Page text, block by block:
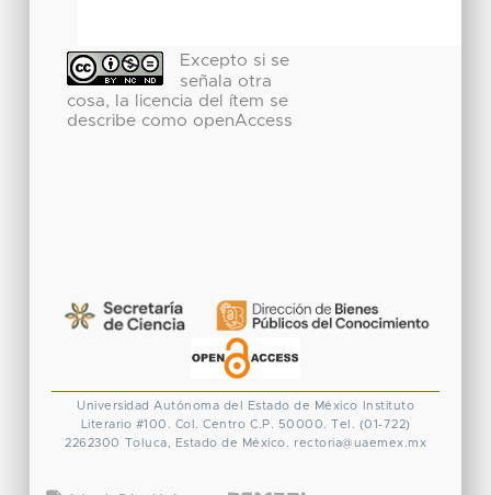
Excepto si se
señala otra
cosa, la licencia del ítem se
describe como openAccess
Universidad Autónoma del Estado de México
Instituto
Literario #100. Col. Centro C.P. 50000. Tel. (01-722)
2262300 Toluca, Estado de México. rectoria@uaemex.mx